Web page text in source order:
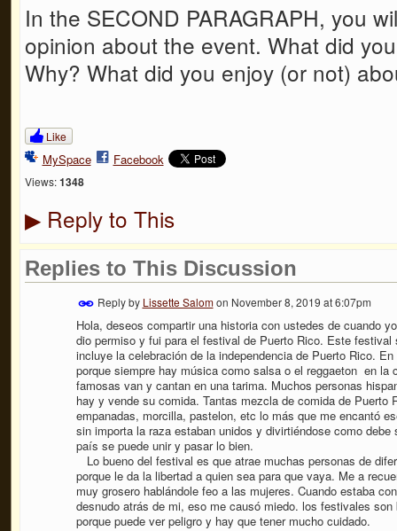
In the SECOND PARAGRAPH, you
opinion about the event. What did
Why? What did you enjoy (or not)
Like
MySpace Facebook
Views: 1348
▶Reply to This
Replies to This Discussion
Reply by Lissette Salomon November 8, 2019 at 6:07pm
Hola, deseos compartir una historia con ustedes de cuando
dio permiso y fui para el festival de Puerto Rico. Este
incluye la celebración de la independencia de Puerto Rico.
porque siempre hay música como salsa o el reggaeton en la
famosas van y cantan en una tarima. Muchos personas
hay y vende su comida. Tantas mezcla de comida de Puerto
empanadas, morcilla, pastelon, etc lo más que me encantó
sin importa la raza estaban unidos y divirtiéndose como
país se puede unir y pasar lo bien.
Lo bueno del festival es que atrae muchas personas de
porque le da la libertad a quien sea para que vaya. Me a
muy grosero hablándole feo a las mujeres. Cuando estaba
desnudo atrás de mi, eso me causó miedo. los festivales son
porque puede ver peligro y hay que tener mucho cuidado.